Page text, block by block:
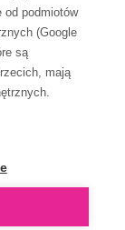
od podmiotów
(Google
są
mają